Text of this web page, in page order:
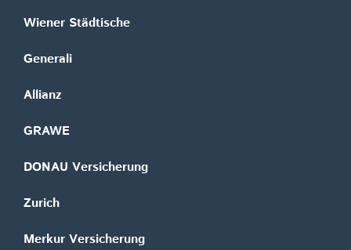
Wiener Städtische
Generali
Allianz
GRAWE
DONAU Versicherung
Zurich
Merkur Versicherung